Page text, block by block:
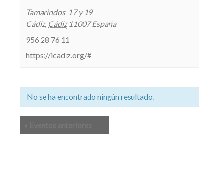
Tamarindos, 17 y 19
Cádiz, Cádiz 11007 España
956 28 76 11
https://icadiz.org/#
No se ha encontrado ningún resultado.